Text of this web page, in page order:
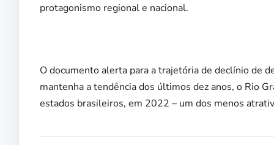
protagonismo regional e nacional.
O documento alerta para a trajetória de declínio de
mantenha a tendência dos últimos dez anos, o Rio
estados brasileiros, em 2022 – um dos menos